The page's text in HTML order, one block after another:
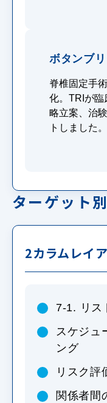
ボタンブ
脊椎固定手
化。TRIが臨
略立案、治
トしました。
ターゲット
2カラムレイ
7-1. リス
スケジュ
ング
リスク評
関係者間